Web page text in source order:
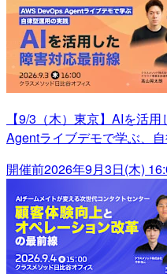
【9/3（木）東京】AIを活
Agentライブデモで学ぶ、
開催前2026年9月3日(木)